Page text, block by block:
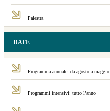
Palestra
DATE
Programma annuale: da agosto a maggio
Programmi intensivi: tutto l’anno